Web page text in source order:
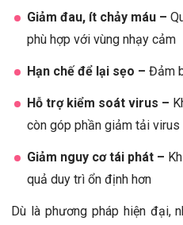
Giảm đau, ít chảy máu –
phù hợp với vùng nhạy cảm
Hạn chế để lại sẹo – Đảm
Hỗ trợ kiểm soát virus –
còn góp phần giảm tải virus
Giảm nguy cơ tái phát –
quả duy trì ổn định hơn
Dù là phương pháp hiện đại,